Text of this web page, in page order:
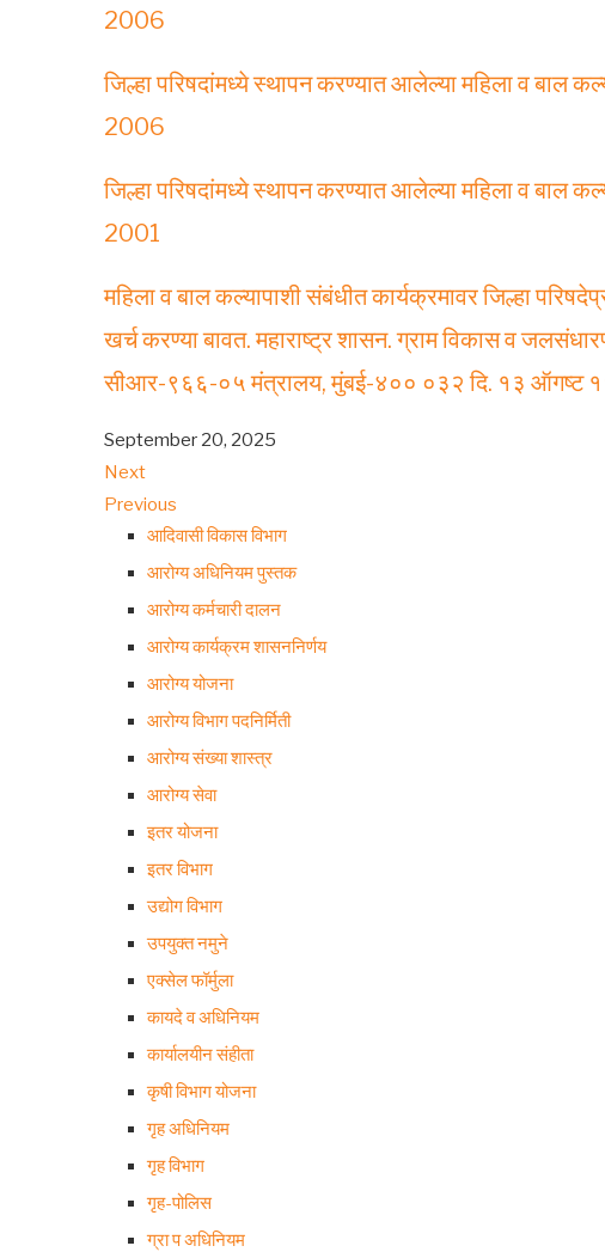
2006
जिल्हा परिषदांमध्ये स्थापन करण्यात आलेल्या महिला व बाल
2006
जिल्हा परिषदांमध्ये स्थापन करण्यात आलेल्या महिला व बाल
2001
महिला व बाल कल्यापाशी संबंधीत कार्यक्रमावर जिल्हा
खर्च करण्या बावत. महाराष्ट्र शासन. ग्राम विकास व
सीआर-९६६-०५ मंत्रालय, मुंबई-४०० ०३२ दि. १३ ऑगष्ट
September 20, 2025
Next
Previous
आदिवासी विकास विभाग
आरोग्य अधिनियम पुस्तक
आरोग्य कर्मचारी दालन
आरोग्य कार्यक्रम शासननिर्णय
आरोग्य योजना
आरोग्य विभाग पदनिर्मिती
आरोग्य संख्या शास्त्र
आरोग्य सेवा
इतर योजना
इतर विभाग
उद्योग विभाग
उपयुक्त नमुने
एक्सेल फॉर्मुला
कायदे व अधिनियम
कार्यालयीन संहीता
कृषी विभाग योजना
गृह अधिनियम
गृह विभाग
गृह-पोलिस
ग्रा प अधिनियम